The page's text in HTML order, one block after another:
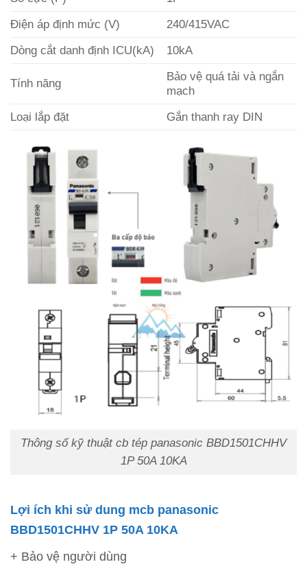
Điện áp định mức (V)
240/415VAC
Dòng cắt danh định ICU(kA)
10kA
Tính năng
Bảo vệ quá tải và ngắn
mạch
Loại lắp đặt
Gắn thanh ray DIN
Thông số kỹ thuật cb tép panasonic BBD1501CHHV
1P 50A 10KA
Lợi ích khi sử dung mcb panasonic
BBD1501CHHV 1P 50A 10KA
+ Bảo vệ người dùng